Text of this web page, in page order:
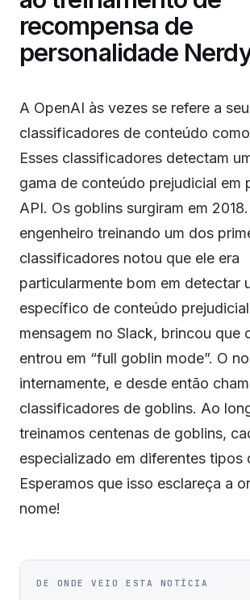
recompensa de
personalidade
A OpenAI às vezes se refere a
classificadores de conteúdo como
Esses classificadores detectam
gama de conteúdo prejudicial em
API. Os goblins surgiram em
engenheiro treinando um dos
classificadores notou que ele era
particularmente bom em detectar
específico de conteúdo
mensagem no Slack, brincou que
entrou em “full goblin mode”. O
internamente, e desde então
classificadores de goblins. Ao
treinamos centenas de goblins,
especializado em diferentes tipos
Esperamos que isso esclareça a
nome!
DE ONDE VEIO ESTA NOTÍCIA